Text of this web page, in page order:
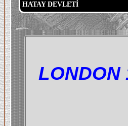
HATAY DEVLETİ